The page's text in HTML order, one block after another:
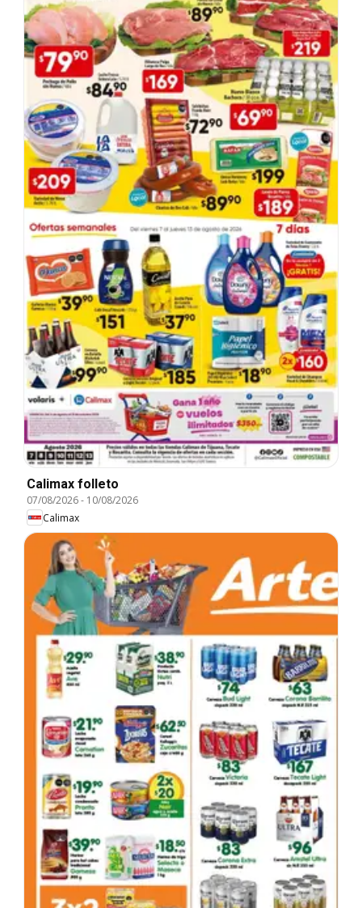
Calimax folleto
07/08/2026- 10/08/2026
Calimax